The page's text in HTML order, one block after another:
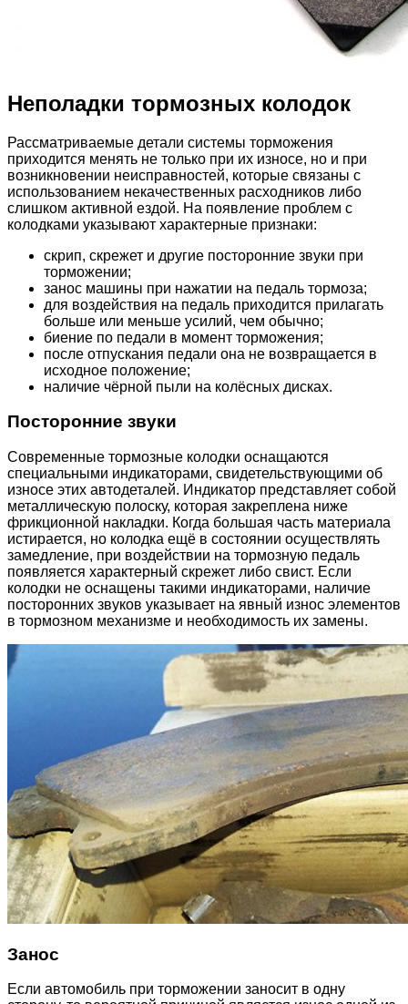
Неполадки тормозных колодок
Рассматриваемые детали системы торможения
приходится менять не только при их износе, но и при
возникновении неисправностей, которые связаны с
использованием некачественных расходников либо
слишком активной ездой. На появление проблем с
колодками указывают характерные признаки:
скрип, скрежет и другие посторонние звуки при
торможении;
занос машины при нажатии на педаль тормоза;
для воздействия на педаль приходится прилагать
больше или меньше усилий, чем обычно;
биение по педали в момент торможения;
после отпускания педали она не возвращается в
исходное положение;
наличие чёрной пыли на колёсных дисках.
Посторонние звуки
Современные тормозные колодки оснащаются
специальными индикаторами, свидетельствующими об
износе этих автодеталей. Индикатор представляет собой
металлическую полоску, которая закреплена ниже
фрикционной накладки. Когда большая часть материала
истирается, но колодка ещё в состоянии осуществлять
замедление, при воздействии на тормозную педаль
появляется характерный скрежет либо свист. Если
колодки не оснащены такими индикаторами, наличие
посторонних звуков указывает на явный износ элементов
в тормозном механизме и необходимость их замены.
Занос
Если автомобиль при торможении заносит в одну